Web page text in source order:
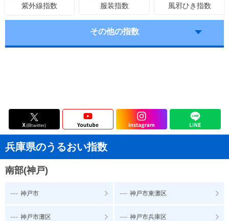
紫外線指数 服装指数 風邪ひき指数
その他の指数
兵庫県のうるおい指数
南部(神戸)
--- 神戸市 --- 神戸市東灘区
--- 神戸市灘区 --- 神戸市兵庫区